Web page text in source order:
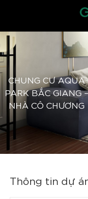
CHUNG CƯ AQUA
PARK BẮC GIANG
NHÀ CÔ CHƯƠNG
Thông tin dự